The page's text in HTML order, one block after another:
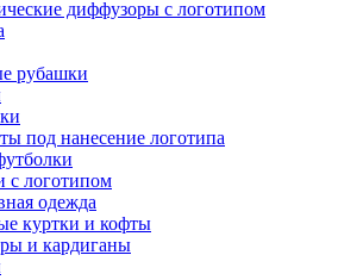
диффузоры с логотипом
рубашки
под нанесение логотипа
с логотипом
одежда
куртки и кофты
и кардиганы